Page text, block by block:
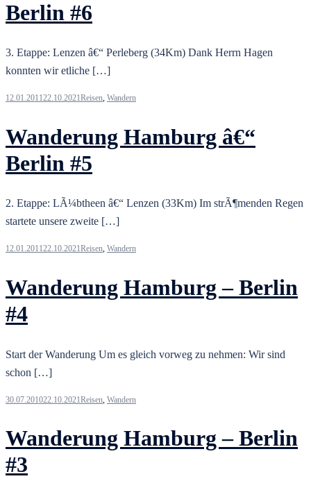
Berlin #6
3. Etappe: Lenzen â€“ Perleberg (34Km) Dank Herrn Hagen
konnten wir etliche […]
12.01.201122.10.2021Reisen, Wandern
Wanderung Hamburg â€“
Berlin #5
2. Etappe: LÃ¼btheen â€“ Lenzen (33Km) Im strÃ¶menden Regen
startete unsere zweite […]
12.01.201122.10.2021Reisen, Wandern
Wanderung Hamburg – Berlin
#4
Start der Wanderung Um es gleich vorweg zu nehmen: Wir sind
schon […]
30.07.201022.10.2021Reisen Wandern
Wanderung Hamburg – Berlin
#3